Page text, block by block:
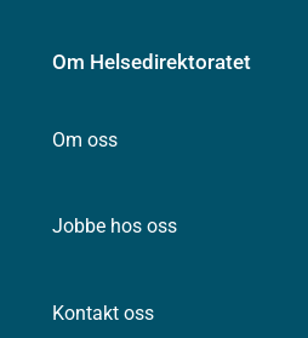
Om Helsedirektoratet
Om oss
Jobbe hos oss
Kontakt oss